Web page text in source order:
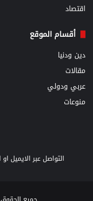
اقتصاد
أقسام الموقع
دين ودنيا
مقالات
عربي ودولي
منوعات
التواصل عبر الايميل